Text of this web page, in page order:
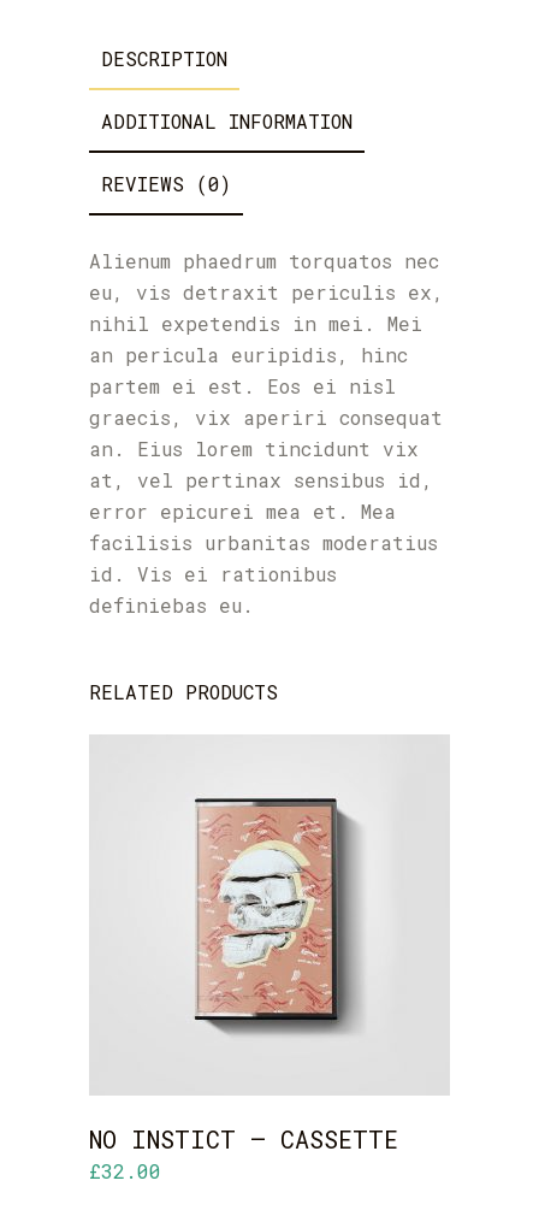
DESCRIPTION
ADDITIONAL INFORMATION
REVIEWS (0)
Alienum phaedrum torquatos nec
eu, vis detraxit periculis ex,
nihil expetendis in mei. Mei
an pericula euripidis, hinc
partem ei est. Eos ei nisl
graecis, vix aperiri consequat
an. Eius lorem tincidunt vix
at, vel pertinax sensibus id,
error epicurei mea et. Mea
facilisis urbanitas moderatius
id. Vis ei rationibus
definiebas eu.
RELATED PRODUCTS
ADD TO CART
NO INSTICT – CASSETTE
£32.00